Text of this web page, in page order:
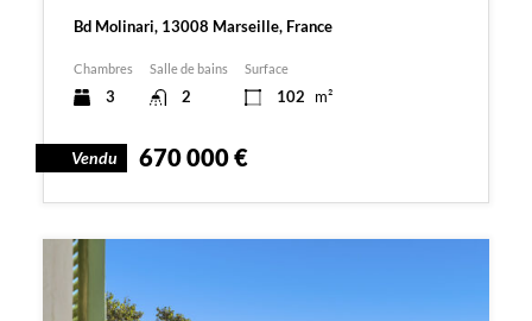
Bd Molinari, 13008 Marseille, France
Chambres
3
Salle de bains
2
Surface
102 m²
Vendu 670 000 €